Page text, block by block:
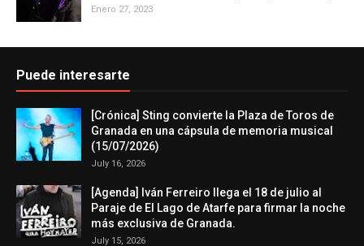
Enero 27, 2023
Puede interesarte
[Crónica] Sting convierte la Plaza de Toros de
Granada en una cápsula de memoria musical
(15/07/2026)
July 16, 2026
[Agenda] Iván Ferreiro llega el 18 de julio al
Paraje de El Lago de Atarfe para firmar la noche
más exclusiva de Granada.
July 15, 2026